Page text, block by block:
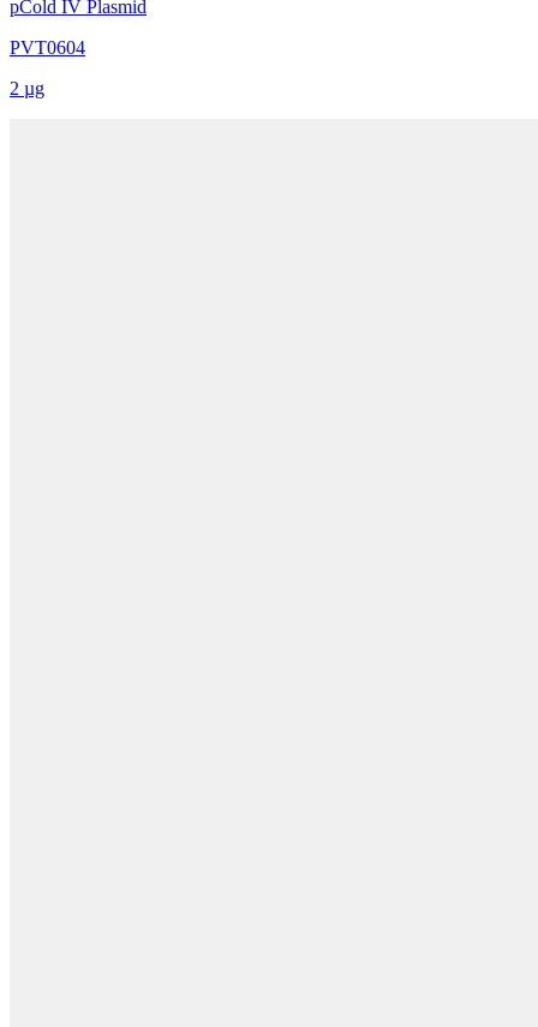
pCold IV Plasmid
PVT0604
2 µg